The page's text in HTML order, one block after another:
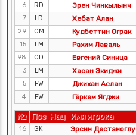
6
RD Эрен Чинкылынч
7
LD Хебат Алан
29
CM Кудбеттин Ограк
15
LM Рахим Лаваль
98
CD Евгений Синица
3
LM Хасан Экиджи
5
FW Джихан Аслан
4
FW Гёркем Ягджи
№ Поз Нац Имя игрока
16 GK Эрсин Дестаноглу